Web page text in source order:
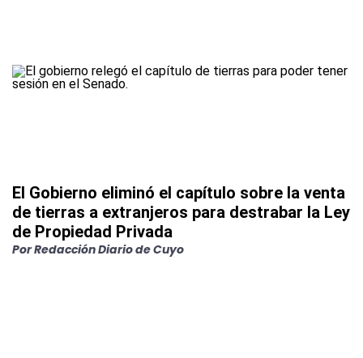
El Gobierno eliminó el capítulo sobre la venta
de tierras a extranjeros para destrabar la Ley
de Propiedad Privada
PorRedacción Diario de Cuyo